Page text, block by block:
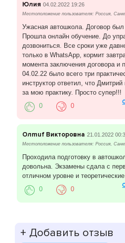
Юлия 04.02.2022 19:26
Местоположение пользователя: Россия,
Ужасная автошкола. Договор
Прошла онлайн обучение. До
дозвониться. Все сроки уже
только в WhatsApp, кормит
момента заключения договора и
04.02.22 было всего три
инструктор ответил, что
за мою практику. Просто супер!!!
0 0
Олmuf Викторовна 21.01.2022
Местоположение пользователя: Россия,
Проходила подготовку в
довольна. Экзамены сдала с
отличном уровне и
0 0
+ Добавить отзыв